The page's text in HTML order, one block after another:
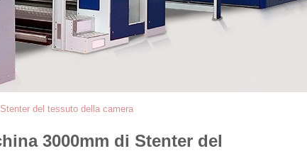
del tessuto della camera
3000mm di Stenter del